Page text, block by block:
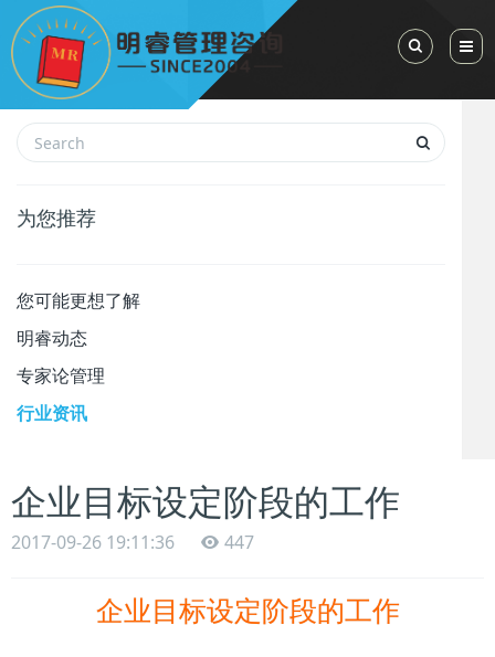
Toggle
为您推荐
您可能更想了解
明睿动态
专家论管理
行业资讯
企业目标设定阶段的工作
2017-09-26 19:11:36 447
企业目标设定阶段的工作